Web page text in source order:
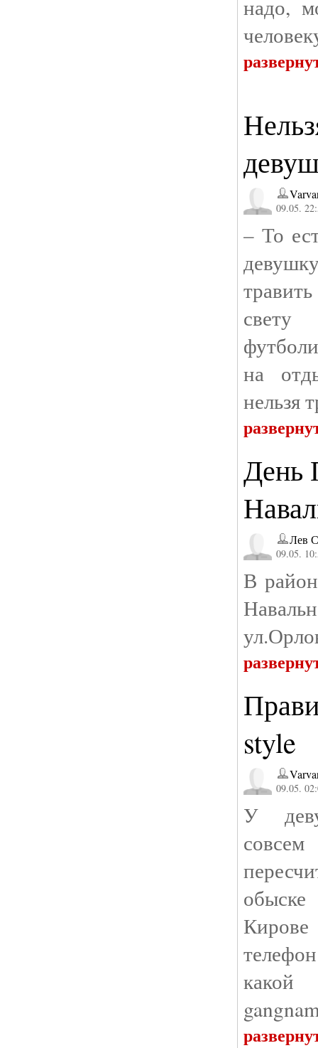
надо,
09.05.
– То
на
нельзя
День
Лев
09.05.
В
style
09.05.
У
какой